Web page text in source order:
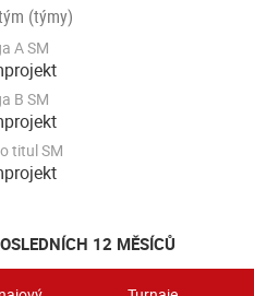
(týmy)
A SM
B SM
titul SM
12 MĚSÍCŮ